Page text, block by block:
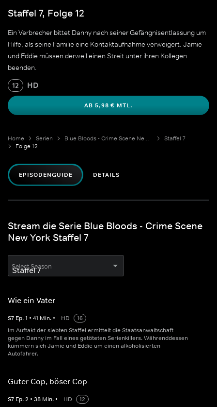
Staffel 7, Folge 12
Ein Verbrecher bittet Danny nach seiner Gefängnisentlassung um
Hilfe, als seine Familie eine Kontaktaufnahme verweigert. Jamie
und Eddie müssen derweil einen Streit unter ihren Kollegen
beenden.
12 HD
AB 5,98 € MTL.
Home Serien Blue Bloods - Crime Scene New York
Staffel 7
Folge 12
EPISODENGUIDE DETAILS
Stream die Serie Blue Bloods - Crime Scene
New York Staffel 7
Select Season
Wie ein Vater
S7 Ep.1 • 41 Min. • HD
16
Im Auftakt der siebten Staffel ermittelt die Staatsanwaltschaft
gegen Danny im Fall eines getöteten Serienkillers. Währenddessen
kümmern sich Jamie und Eddie um einen alkoholisierten
Autofahrer.
Guter Cop, böser Cop
S7 Ep.2 • 38 Min. • HD
12